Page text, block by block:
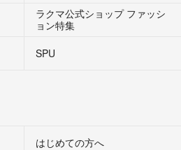
ラクマ公式ショップ ファッシ
ョン特集
SPU
はじめての方へ